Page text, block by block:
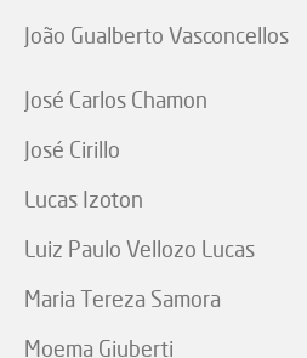
João Gualberto Vasconcellos
José Carlos Chamon
José Cirillo
Lucas Izoton
Luiz Paulo Vellozo Lucas
Maria Tereza Samora
Moema Giuberti